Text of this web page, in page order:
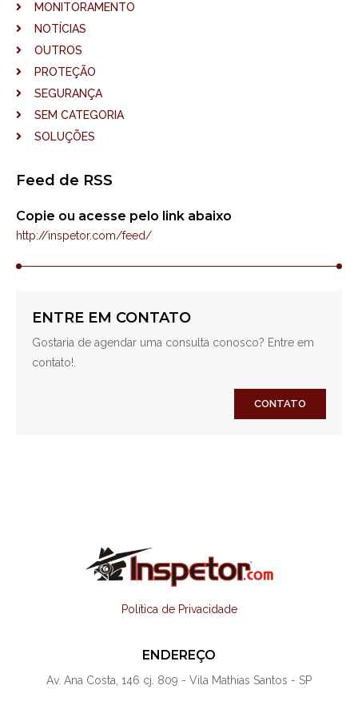
MONITORAMENTO
NOTÍCIAS
OUTROS
PROTEÇÃO
SEGURANÇA
SEM CATEGORIA
SOLUÇÕES
Feed de RSS
Copie ou acesse pelo link abaixo
http://inspetor.com/feed/
ENTRE EM CONTATO
Gostaria de agendar uma consulta conosco? Entre em
contato!.
CONTATO
Política de Privacidade
ENDEREÇO
Av. Ana Costa, 146 cj. 809 - Vila Mathias Santos - SP